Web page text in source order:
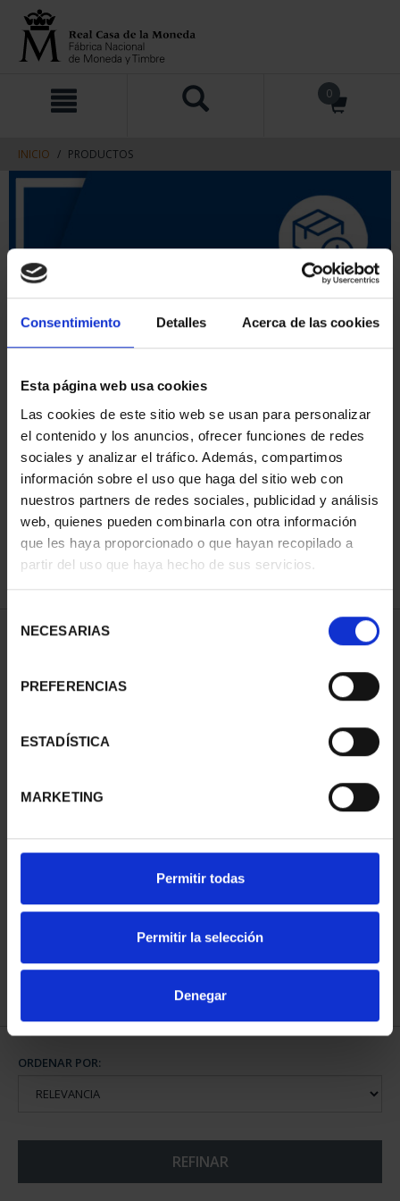
Consentimiento Detalles Acerca de las cookies
Esta página web usa cookies
Las cookies de este sitio web se usan para personalizar
el contenido y los anuncios, ofrecer funciones de redes
sociales y analizar el tráfico. Además, compartimos
información sobre el uso que haga del sitio web con
nuestros partners de redes sociales, publicidad y análisis
web, quienes pueden combinarla con otra información
que les haya proporcionado o que hayan recopilado a
partir del uso que haya hecho de sus servicios.
NECESARIAS
PREFERENCIAS
ESTADÍSTICA
MARKETING
Permitir todas
Permitir la selección
Denegar
contenido
navegacin
0
INICIO PRODUCTOS
ORDENAR POR:
REFINAR
1 Productos encontrados
MARIA MOLINER (2025)
140,00 €
ORDENAR POR:
REFINAR